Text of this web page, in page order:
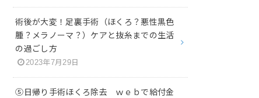
術後が大変！足裏手術（ほくろ？悪性黒色
腫？メラノーマ？）ケアと抜糸までの生活
の過ごし方
2023年7月29日
⑤日帰り手術ほくろ除去 ｗｅｂで給付金